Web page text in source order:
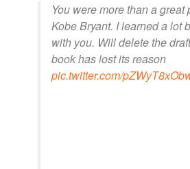
You were more than a great
Kobe Bryant. I learned a lot
with you. Will delete the
book has lost its reason
pic.twitter.com/